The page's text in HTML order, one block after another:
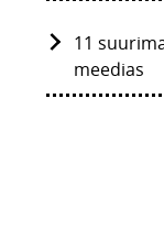
11
meedias